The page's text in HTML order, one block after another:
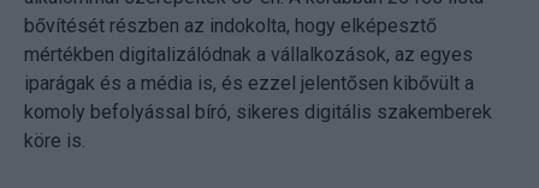
bővítését részben az indokolta, hogy elképesztő
mértékben digitalizálódnak a vállalkozások, az egyes
iparágak és a média is, és ezzel jelentősen kibővült a
komoly befolyással bíró, sikeres digitális szakemberek
köre is.